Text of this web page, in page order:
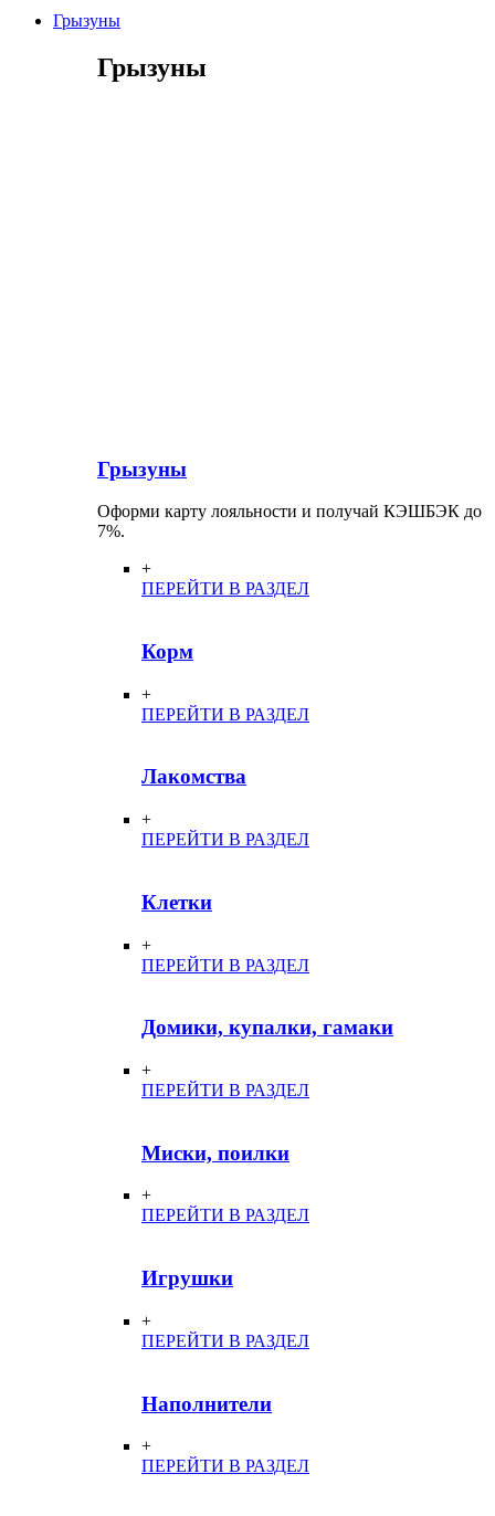
Грызуны
Грызуны
Грызуны
Оформи карту лояльности и получай КЭШБЭК до
7%.
+
ПЕРЕЙТИ В РАЗДЕЛ
Корм
+
ПЕРЕЙТИ В РАЗДЕЛ
Лакомства
+
ПЕРЕЙТИ В РАЗДЕЛ
Клетки
+
ПЕРЕЙТИ В РАЗДЕЛ
Домики, купалки, гамаки
+
ПЕРЕЙТИ В РАЗДЕЛ
Миски, поилки
+
ПЕРЕЙТИ В РАЗДЕЛ
Игрушки
+
ПЕРЕЙТИ В РАЗДЕЛ
Наполнители
+
ПЕРЕЙТИ В РАЗДЕЛ